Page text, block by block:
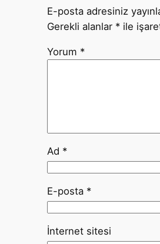
E-posta adresiniz
Gerekli alanlar *ile
Yorum *
Ad *
E-posta *
İnternet sitesi